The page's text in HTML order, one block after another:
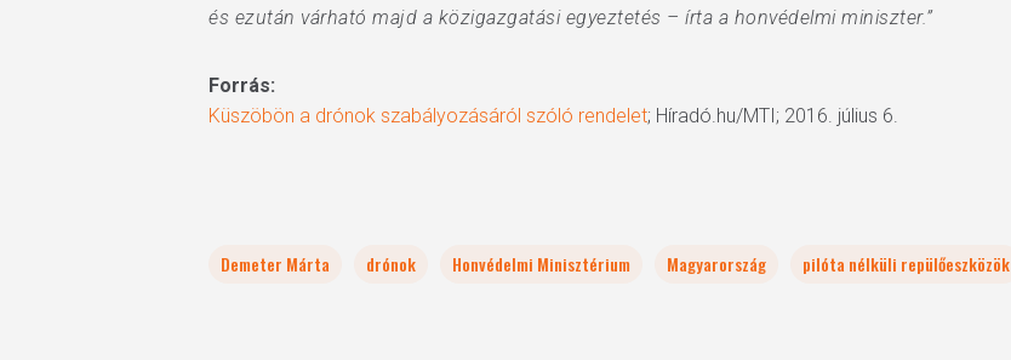
és ezután várható majd a közigazgatási egyeztetés – írta a honvédelmi miniszter.”
Forrás:
Küszöbön a drónok szabályozásáról szóló rendelet; Híradó.hu/MTI; 2016. július 6.
Demeter Márta drónok Honvédelmi Minisztérium Magyarország pilóta nélküli repülőeszközök